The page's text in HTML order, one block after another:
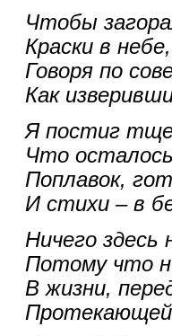
Чтобы
Краски в
Говоря по
Как
Я постиг
Что
Поплавок,
И стихи – в
Ничего здесь
Потому что
В жизни,
Протекающей